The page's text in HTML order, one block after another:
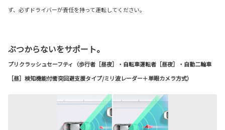
ず、必ずドライバーが責任を持って運転してください。
ぶつからないをサポート。
プリクラッシュセーフティ（歩行者［昼夜］・自転車運転者［昼夜］・自動二輪車
［昼］検知機能付衝突回避支援タイプ/ミリ波レーダー＋単眼カメラ方式）